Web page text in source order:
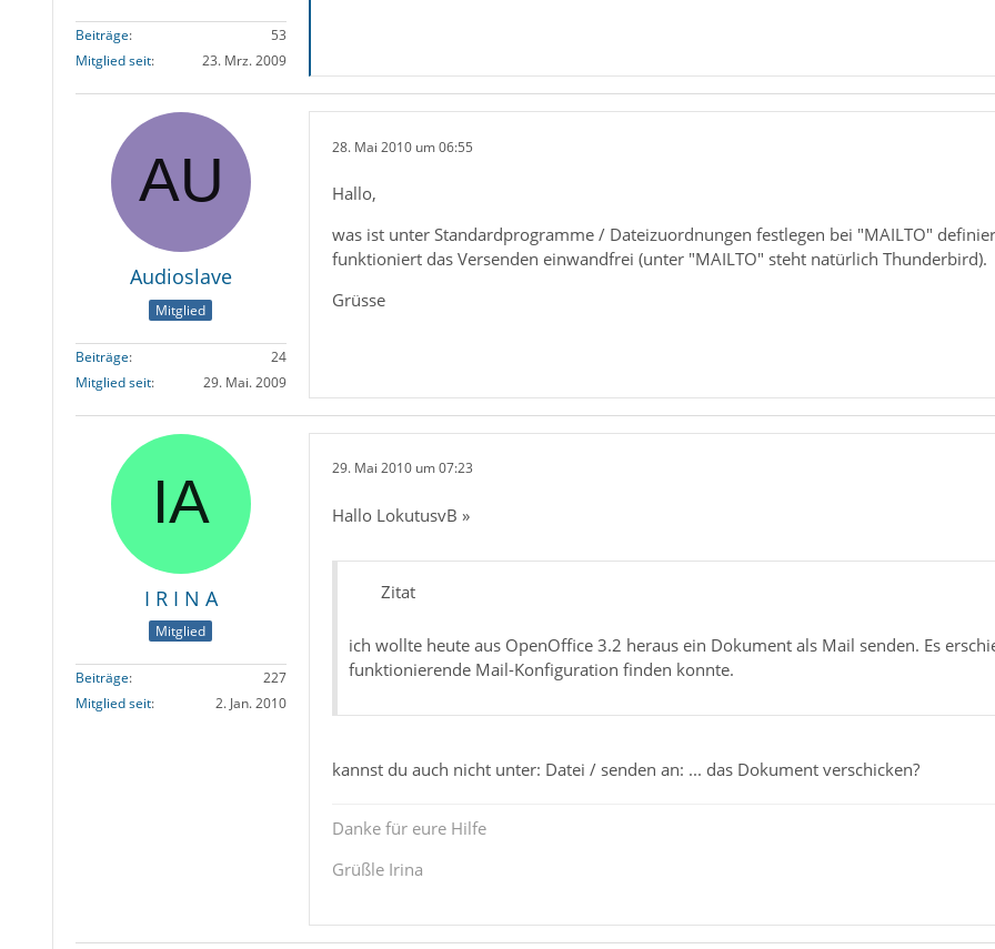
Beiträge
53
Mitglied seit
23. Mrz. 2009
Audioslave
Mitglied
Beiträge
24
Mitglied seit
29. Mai. 2009
28. Mai 2010 um 06:55
Hallo,
was ist unter Standardprogramme / Dateizuordnungen festlegen bei "MAILTO"
funktioniert das Versenden einwandfrei (unter "MAILTO" steht natürlich Thunderbird).
Grüsse
I R I N A
Mitglied
Beiträge
227
Mitglied seit
2. Jan. 2010
29. Mai 2010 um 07:23
Hallo LokutusvB »
Zitat
ich wollte heute aus OpenOffice 3.2 heraus ein Dokument als Mail senden. Es
funktionierende Mail-Konfiguration finden konnte.
kannst du auch nicht unter: Datei / senden an: ... das Dokument verschicken?
Danke für eure Hilfe
Grüßle Irina